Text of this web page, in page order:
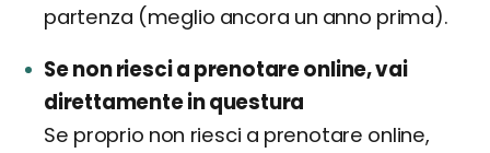
partenza (meglio ancora un anno prima).
Se non riesci a prenotare online, vai
direttamente in questura
Se proprio non riesci a prenotare online,